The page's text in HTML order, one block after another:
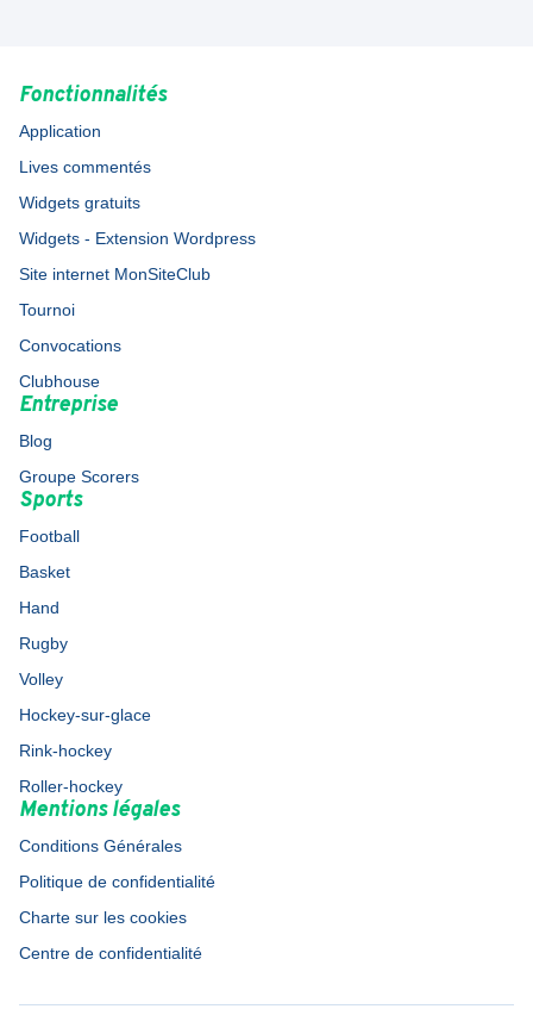
Fonctionnalités
Application
Lives commentés
Widgets gratuits
Widgets - Extension Wordpress
Site internet MonSiteClub
Tournoi
Convocations
Clubhouse
Entreprise
Blog
Groupe Scorers
Sports
Football
Basket
Hand
Rugby
Volley
Hockey-sur-glace
Rink-hockey
Roller-hockey
Mentions légales
Conditions Générales
Politique de confidentialité
Charte sur les cookies
Centre de confidentialité